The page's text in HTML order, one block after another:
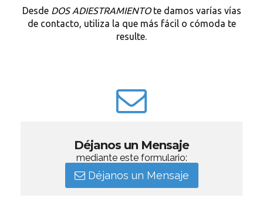
Desde DOS ADIESTRAMIENTOte damos varías vías
de contacto, utiliza la que más fácil o cómoda te
resulte.
Déjanos un Mensaje
mediante este formulario:
Déjanos un Mensaje